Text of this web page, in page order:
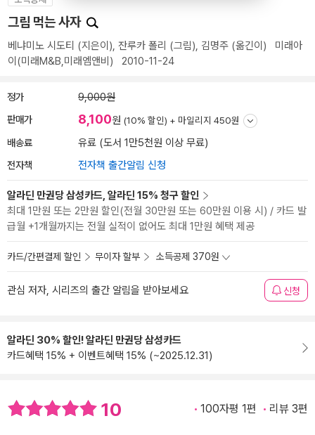
그림 먹는 사자
베냐미노 시도티 (지은이), 잔루카 폴리 (그림), 김명주 (옮긴이) 미래아
이(미래M&B,미래엠앤비) 2010-11-24
정가 9,000원
판매가 8,100원 (10% 할인) + 마일리지 450원
배송료 유료 (도서 1만5천원 이상 무료)
전자책 전자책 출간알림 신청
알라딘 만권당 삼성카드, 알라딘 15% 청구 할인
최대 1만원 또는 2만원 할인(전월 30만원 또는 60만원 이용 시) / 카드 발
급월 +1개월까지는 전월 실적이 없어도 최대 1만원 혜택 제공
카드/간편결제 할인 무이자 할부 소득공제 370원
관심 저자, 시리즈의 출간 알림을 받아보세요 신청
알라딘 30% 할인! 알라딘 만권당 삼성카드
카드혜택 15% + 이벤트혜택 15% (~2025.12.31)
10 100자평 1편 리뷰 3편